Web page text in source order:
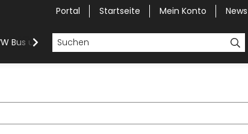
Portal Startseite Mein Konto News
Bus und Van Car Cover